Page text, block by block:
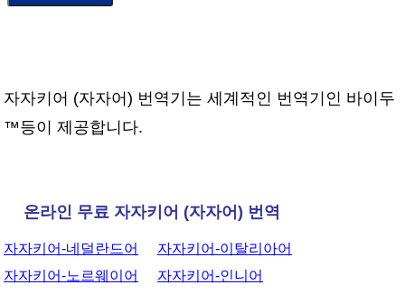
자자키어 (자자어) 번역기는 세계적인 번역기인 바이두
™등이 제공합니다.
온라인 무료 자자키어 (자자어) 번역
자자키어-네덜란드어
자자키어-노르웨이어
자자키어-이탈리아어
자자키어-인니어